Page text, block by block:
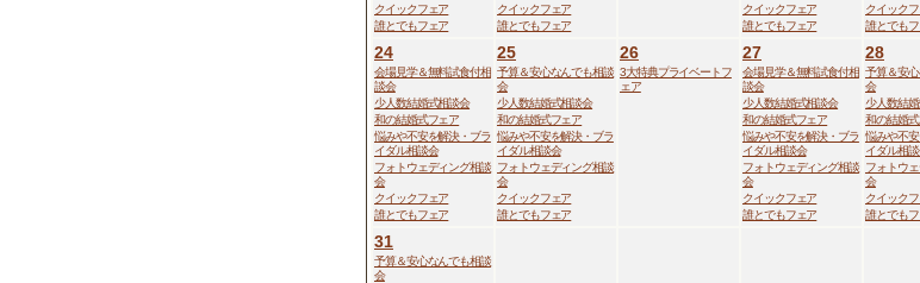
クイックフェア
誰とでもフェア
クイックフェア
誰とでもフェア
クイックフェア
誰とでもフェア
クイック
誰とでもフ
24
会場見学＆無料試食付相
談会
少人数結婚式相談会
和の結婚式フェア
悩みや不安を解決・ブラ
イダル相談会
フォトウェディング相談
会
クイックフェア
誰とでもフェア
25
予算＆安心なんでも相談
会
少人数結婚式相談会
和の結婚式フェア
悩みや不安を解決・ブラ
イダル相談会
フォトウェディング相談
会
クイックフェア
誰とでもフェア
26
3大特典プライベートフ
ェア
27
会場見学＆無料試食付相
談会
少人数結婚式相談会
和の結婚式フェア
悩みや不安を解決・ブラ
イダル相談会
フォトウェディング相談
会
クイックフェア
誰とでもフェア
28
予算＆安
会
少人数結
和の結婚
悩みや不
イダル相
フォトウ
会
クイック
誰とでもフ
31
予算＆安心なんでも相談
会